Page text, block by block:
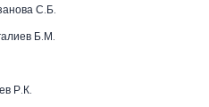
С.Б.
Б.М.
Р.К.